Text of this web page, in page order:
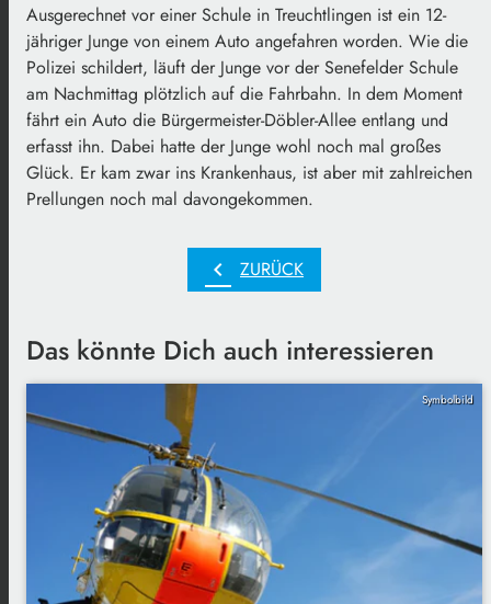
Ausgerechnet vor einer Schule in Treuchtlingen ist ein 12-
jähriger Junge von einem Auto angefahren worden. Wie die
Polizei schildert, läuft der Junge vor der Senefelder Schule
am Nachmittag plötzlich auf die Fahrbahn. In dem Moment
fährt ein Auto die Bürgermeister-Döbler-Allee entlang und
erfasst ihn. Dabei hatte der Junge wohl noch mal großes
Glück. Er kam zwar ins Krankenhaus, ist aber mit zahlreichen
Prellungen noch mal davongekommen.
chevron_left ZURÜCK
Das könnte Dich auch interessieren
Symbolbild